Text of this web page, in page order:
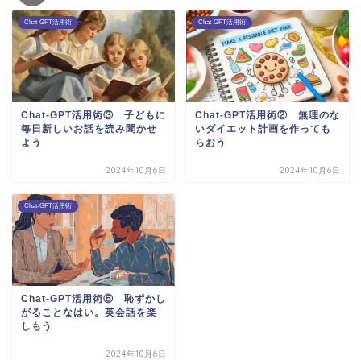
Chat-GPT活用術
Chat-GPT活用術③ 子どもに
毎日新しいお話を読み聞かせ
よう
2024年10月6日
Chat-GPT活用術
Chat-GPT活用術② 無理のな
いダイエット計画を作っても
らおう
2024年10月6日
Chat-GPT活用術
Chat-GPT活用術⑥ 恥ずかし
がることなはい。英会話を楽
しもう
2024年10月6日